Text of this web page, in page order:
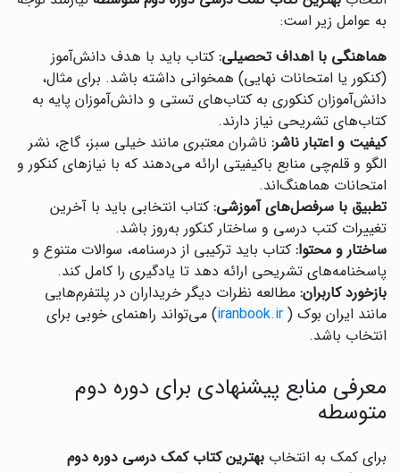
به عوامل زیر است:
هماهنگی با اهداف تحصیلی: کتاب باید با هدف دانش‌آموز
(کنکور یا امتحانات نهایی) همخوانی داشته باشد. برای مثال،
دانش‌آموزان کنکوری به کتاب‌های تستی و دانش‌آموزان پایه به
کتاب‌های تشریحی نیاز دارند.
کیفیت و اعتبار ناشر: ناشران معتبری مانند خیلی سبز، گاج، نشر
الگو و قلم‌چی منابع باکیفیتی ارائه می‌دهند که با نیازهای کنکور و
امتحانات هماهنگ‌اند.
تطبیق با سرفصل‌های آموزشی: کتاب انتخابی باید با آخرین
تغییرات کتب درسی و ساختار کنکور به‌روز باشد.
ساختار و محتوا: کتاب باید ترکیبی از درسنامه، سوالات متنوع و
پاسخنامه‌های تشریحی ارائه دهد تا یادگیری را کامل کند.
بازخورد کاربران: مطالعه نظرات دیگر خریداران در پلتفرم‌هایی
مانند ایران بوک ( iranbook.ir) می‌تواند راهنمای خوبی برای
انتخاب باشد.
معرفی منابع پیشنهادی برای دوره دوم
متوسطه
برای کمک به انتخاب بهترین کتاب کمک درسی دوره دوم